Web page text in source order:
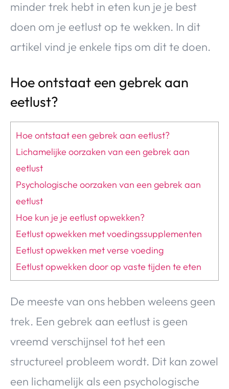
minder trek hebt in eten kun je je best
doen om je eetlust op te wekken. In dit
artikel vind je enkele tips om dit te doen.
Hoe ontstaat een gebrek aan
eetlust?
Hoe ontstaat een gebrek aan eetlust?
Lichamelijke oorzaken van een gebrek aan
eetlust
Psychologische oorzaken van een gebrek aan
eetlust
Hoe kun je je eetlust opwekken?
Eetlust opwekken met voedingssupplementen
Eetlust opwekken met verse voeding
Eetlust opwekken door op vaste tijden te eten
De meeste van ons hebben weleens geen
trek. Een gebrek aan eetlust is geen
vreemd verschijnsel tot het een
structureel probleem wordt. Dit kan zowel
een lichamelijk als een psychologische